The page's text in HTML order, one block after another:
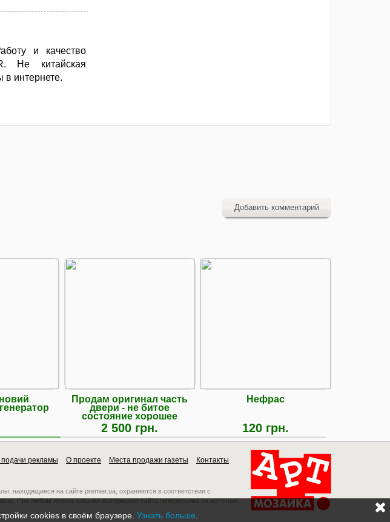
и качество
Не китайская
в интернете.
Добавить комментарий
Продам оригинал часть
двери - не битое
состояние хорошее
2 500 грн.
Нефрас
120 грн.
рекламы О проекте Места продажи газеты Контакты
находящиеся на сайте premier.ua, охраняются в соответствии с
При любом использовании материалов сайта гиперссылка на источник
cookies в своём браузере. Узнать больше